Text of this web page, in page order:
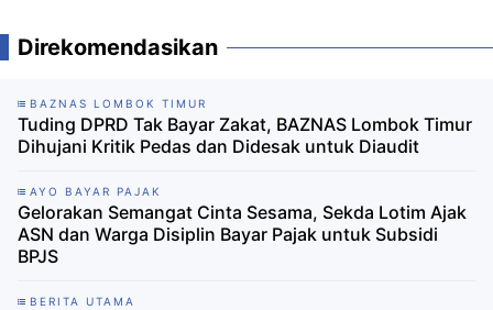
Direkomendasikan
BAZNAS LOMBOK TIMUR
Tuding DPRD Tak Bayar Zakat, BAZNAS Lombok Timur
Dihujani Kritik Pedas dan Didesak untuk Diaudit
AYO BAYAR PAJAK
Gelorakan Semangat Cinta Sesama, Sekda Lotim Ajak
ASN dan Warga Disiplin Bayar Pajak untuk Subsidi
BPJS
BERITA UTAMA